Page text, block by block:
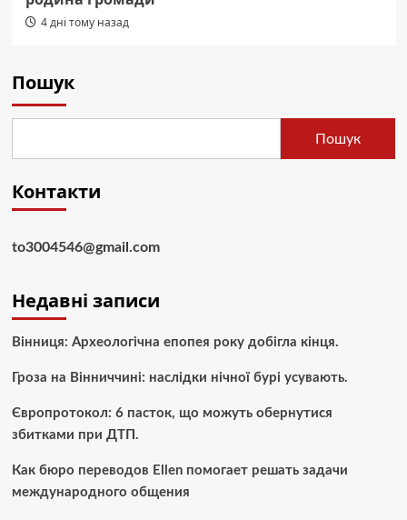
4 дні тому назад
Пошук
Пошук
Контакти
to3004546@gmail.com
Недавні записи
Вінниця: Археологічна епопея року добігла кінця.
Гроза на Вінниччині: наслідки нічної бурі усувають.
Європротокол: 6 пасток, що можуть обернутися
збитками при ДТП.
Как бюро переводов Ellen помогает решать задачи
международного общения